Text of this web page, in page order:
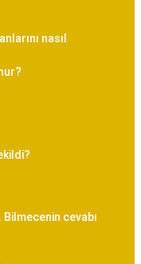
nasıl
Bilmecenin cevabı